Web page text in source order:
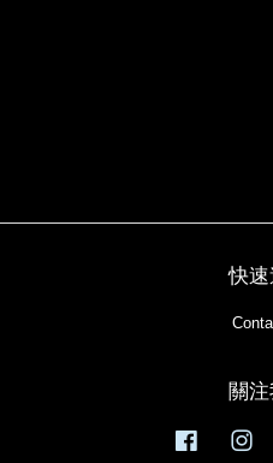
快
關
Facebook